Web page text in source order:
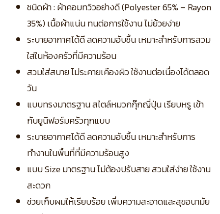
ชนิดผ้า : ผ้าคอมทวิวอย่างดี (Polyester 65% – Rayon
35%) เนื้อผ้าแน่น ทนต่อการใช้งาน ไม่ย้วยง่าย
ระบายอากาศได้ดี ลดความอับชื้น เหมาะสำหรับการสวม
ใส่ในห้องครัวที่มีความร้อน
สวมใส่สบาย ไม่ระคายเคืองผิว ใช้งานต่อเนื่องได้ตลอด
วัน
แบบทรงมาตรฐาน สไตล์หมวกกุ๊กญี่ปุ่น เรียบหรู เข้า
กับยูนิฟอร์มครัวทุกแบบ
ระบายอากาศได้ดี ลดความอับชื้น เหมาะสำหรับการ
ทำงานในพื้นที่ที่มีความร้อนสูง
แบบ Size มาตรฐาน ไม่ต้องปรับสาย สวมใส่ง่าย ใช้งาน
สะดวก
ช่วยเก็บผมให้เรียบร้อย เพิ่มความสะอาดและสุขอนามัย